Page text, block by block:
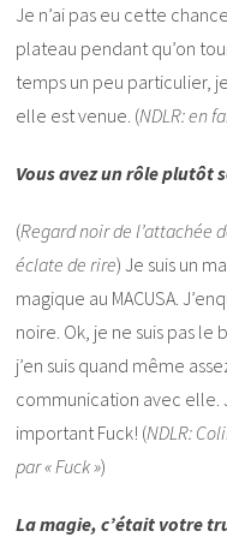
Je n’ai pas eu cette
plateau pendant qu’on
temps un peu particulier,
elle est venue. (NDLR: en
Vous avez un rôle plutôt
(Regard noir de l’attachée
éclate de rire) Je suis un
magique au MACUSA.
noire. Ok, je ne suis pas
j’en suis quand même
communication avec
important Fuck! (NDLR:
par « Fuck »)
La magie, c’était votre